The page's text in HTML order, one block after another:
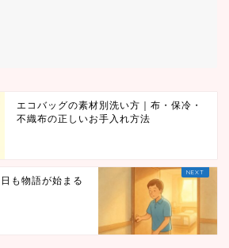
エコバッグの素材別洗い方｜布・保冷・
不織布の正しいお手入れ方法
も物語が始まる